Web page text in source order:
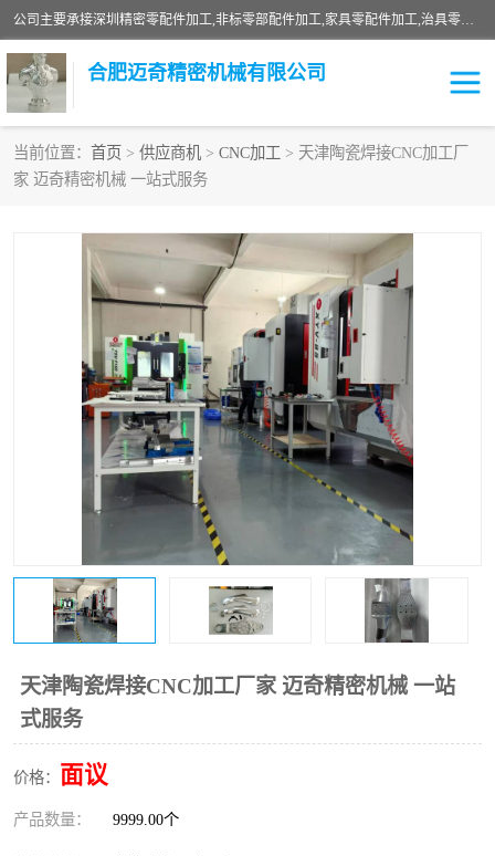
公司主要承接深圳精密零配件加工,非标零部配件加工,家具零配件加工,治具零配件加工,安徽精密零配件加工等各种各种精密机械加工，欢迎来来电咨询！
合肥迈奇精密机械有限公司
当前位置： 首页 > 供应商机 > CNC加工 > 天津陶瓷焊接CNC加工厂
家 迈奇精密机械 一站式服务
天津陶瓷焊接CNC加工厂家 迈奇精密机械 一站
式服务
价格： 面议
产品数量： 9999.00个
铣床加工
机器人零件加工 绝缘材料加工
家具零配件加工 数控精密机加工
零部件机加工 机床零件加工
CNC加工 数控机床加工
不锈钢加工